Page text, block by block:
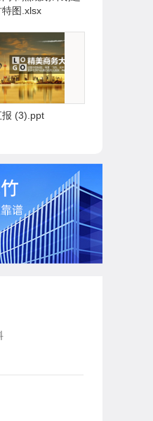
特图.xlsx
报 (3).ppt